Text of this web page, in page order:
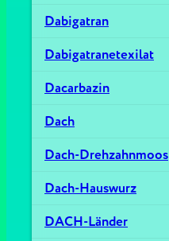
Dabigatran
Dabigatranetexilat
Dacarbazin
Dach
Dach-Drehzahnmoos
Dach-Hauswurz
DACH-Länder